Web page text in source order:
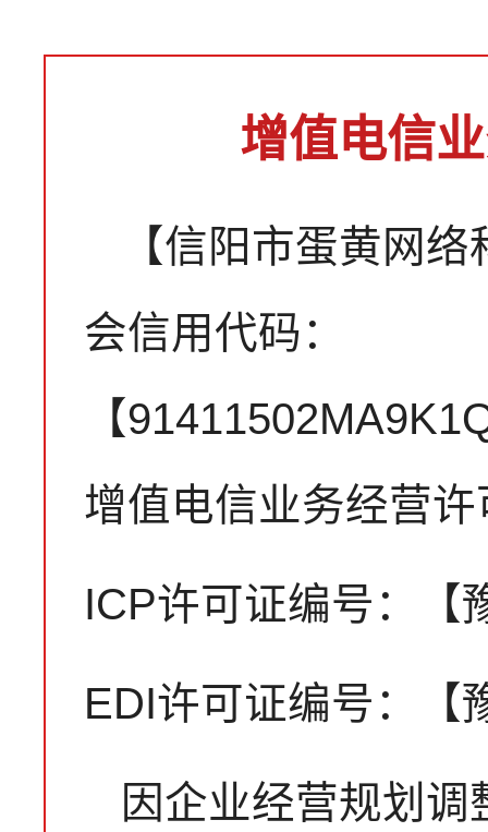
增值电信
【信阳市蛋黄网
会信用代码：
【
增值电信业务经营
ICP许可证编号：【
EDI许可证编号：【
因企业经营规划